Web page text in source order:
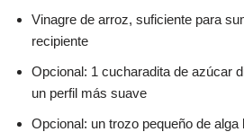
Vinagre de arroz, suficiente para
recipiente
Opcional: 1 cucharadita de azúcar
un perfil más suave
Opcional: un trozo pequeño de alga